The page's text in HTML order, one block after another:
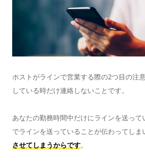
ホストがラインで営業する際の2つ目の注
している時だけ連絡しないことです。
あなたの勤務時間中だけにラインを送って
でラインを送っていることが伝わってしま
させてしまうからです。